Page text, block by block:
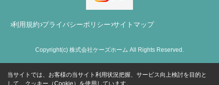
利用規約 プライバシーポリシー サイトマップ
Copyright(c) 株式会社ケーズホーム All Rights Reserved.
当サイトでは、お客様の当サイト利用状況把握、サービス向上検討を目的と
して、クッキー（Cookie）を使用しています。